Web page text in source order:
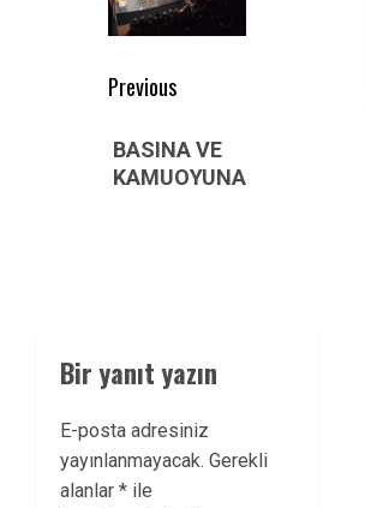
Post
navigation
Previous
post:
BASINA VE
KAMUOYUNA
Bir yanıt yazın
E-posta adresiniz
yayınlanmayacak. Gerekli
alanlar * ile